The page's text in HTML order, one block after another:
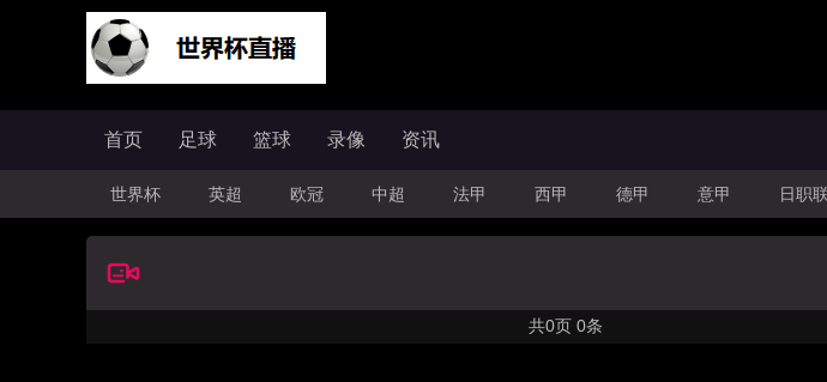
首页 足球 篮球 录像 资讯
世界杯 英超 欧冠 中超 法甲 西甲 德甲 意甲 日职联
共0页 0条